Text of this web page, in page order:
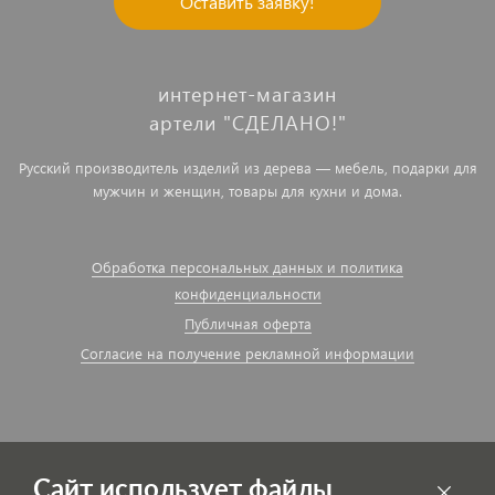
интернет-магазин
артели "СДЕЛАНО!"
Русский производитель изделий из дерева — мебель, подарки для
мужчин и женщин, товары для кухни и дома.
Обработка персональных данных и политика
конфиденциальности
Публичная оферта
Согласие на получение рекламной информации